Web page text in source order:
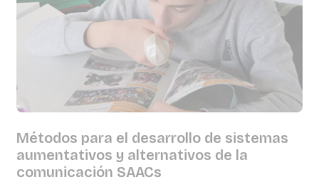
Métodos para el desarrollo de sistemas
aumentativos y alternativos de la
comunicación SAACs